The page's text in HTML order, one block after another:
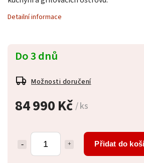
84 990 Kč / ks
Přidat do
Do 3 dnů
Možnosti doručení
Detailní informace